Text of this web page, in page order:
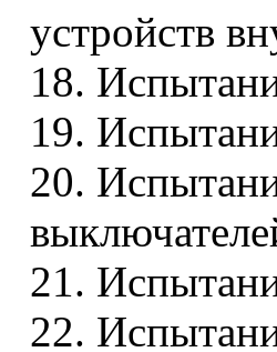
устройств
18.
19.
20.
21.
22.